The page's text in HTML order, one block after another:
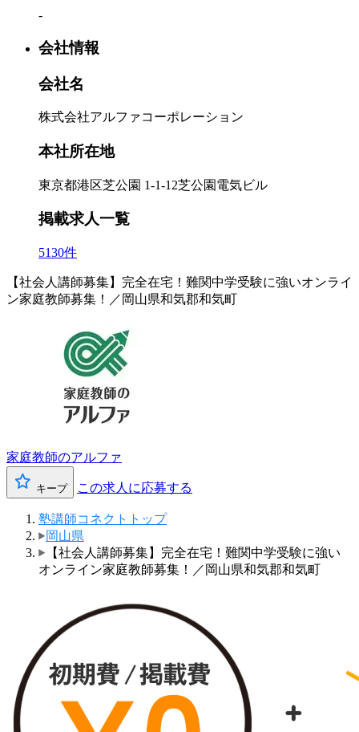
-
会社情報
会社名
株式会社アルファコーポレーション
本社所在地
東京都港区芝公園 1-1-12芝公園電気ビル
掲載求人一覧
5130件
【社会人講師募集】完全在宅！難関中学受験に強いオンライ
ン家庭教師募集！／岡山県和気郡和気町
家庭教師のアルファ
キープ この求人に応募する
塾講師コネクトトップ
岡山県
【社会人講師募集】完全在宅！難関中学受験に強い
オンライン家庭教師募集！／岡山県和気郡和気町